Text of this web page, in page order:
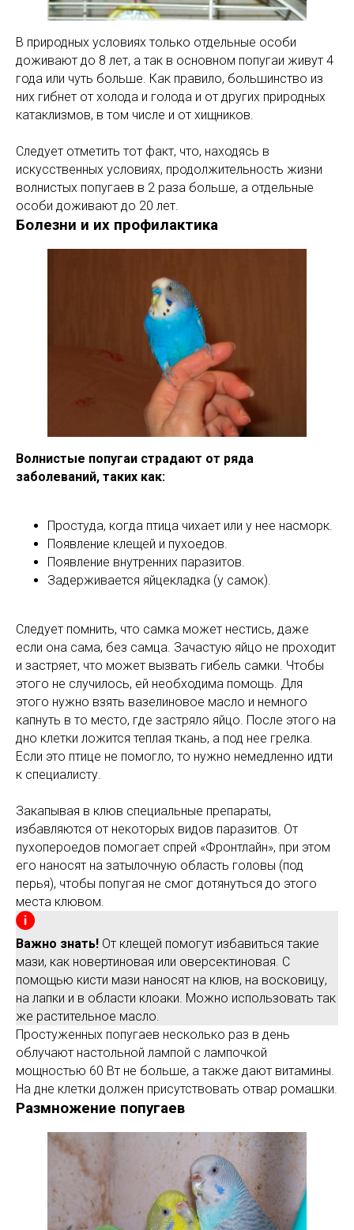
В природных условиях только отдельные особи
доживают до 8 лет, а так в основном попугаи живут 4
года или чуть больше. Как правило, большинство из
них гибнет от холода и голода и от других природных
катаклизмов, в том числе и от хищников.
Следует отметить тот факт, что, находясь в
искусственных условиях, продолжительность жизни
волнистых попугаев в 2 раза больше, а отдельные
особи доживают до 20 лет.
Болезни и их профилактика
Волнистые попугаи страдают от ряда
заболеваний, таких как:
Простуда, когда птица чихает или у нее насморк.
Появление клещей и пухоедов.
Появление внутренних паразитов.
Задерживается яйцекладка (у самок).
Следует помнить, что самка может нестись, даже
если она сама, без самца. Зачастую яйцо не проходит
и застряет, что может вызвать гибель самки. Чтобы
этого не случилось, ей необходима помощь. Для
этого нужно взять вазелиновое масло и немного
капнуть в то место, где застряло яйцо. После этого на
дно клетки ложится теплая ткань, а под нее грелка.
Если это птице не помогло, то нужно немедленно идти
к специалисту.
Закапывая в клюв специальные препараты,
избавляются от некоторых видов паразитов. От
пухопероедов помогает спрей «Фронтлайн», при этом
его наносят на затылочную область головы (под
перья), чтобы попугая не смог дотянуться до этого
места клювом.
Важно знать! От клещей помогут избавиться такие
мази, как новертиновая или оверсектиновая. С
помощью кисти мази наносят на клюв, на восковицу,
на лапки и в области клоаки. Можно использовать так
же растительное масло.
Простуженных попугаев несколько раз в день
облучают настольной лампой с лампочкой
мощностью 60 Вт не больше, а также дают витамины.
На дне клетки должен присутствовать отвар ромашки.
Размножение попугаев